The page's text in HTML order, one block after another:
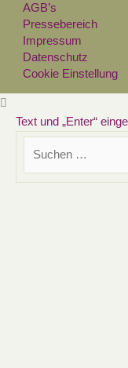
AGB’s
Pressebereich
Impressum
Datenschutz
Cookie Einstellung
Text und „Enter“